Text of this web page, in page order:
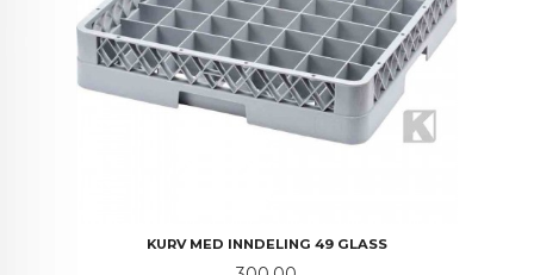
KURV MED INNDELING 49 GLASS